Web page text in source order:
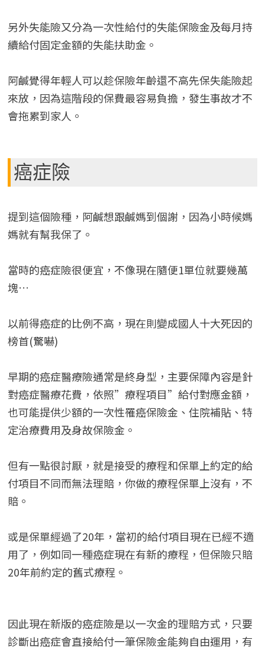
另外失能險又分為一次性給付的失能保險金及每月持
續給付固定金額的失能扶助金。
阿鹹覺得年輕人可以趁保險年齡還不高先保失能險起
來放，因為這階段的保費最容易負擔，發生事故才不
會拖累到家人。
癌症險
提到這個險種，阿鹹想跟鹹媽到個謝，因為小時候媽
媽就有幫我保了。
當時的癌症險很便宜，不像現在隨便1單位就要幾萬
塊…
以前得癌症的比例不高，現在則變成國人十大死因的
榜首(驚嚇)
早期的癌症醫療險通常是終身型，主要保障內容是針
對癌症醫療花費，依照”療程項目”給付對應金額，
也可能提供少額的一次性罹癌保險金、住院補貼、特
定治療費用及身故保險金。
但有一點很討厭，就是接受的療程和保單上約定的給
付項目不同而無法理賠，你做的療程保單上沒有，不
賠。
或是保單經過了20年，當初的給付項目現在已經不適
用了，例如同一種癌症現在有新的療程，但保險只賠
20年前約定的舊式療程。
因此現在新版的癌症險是以一次金的理賠方式，只要
診斷出癌症會直接給付一筆保險金能夠自由運用，有